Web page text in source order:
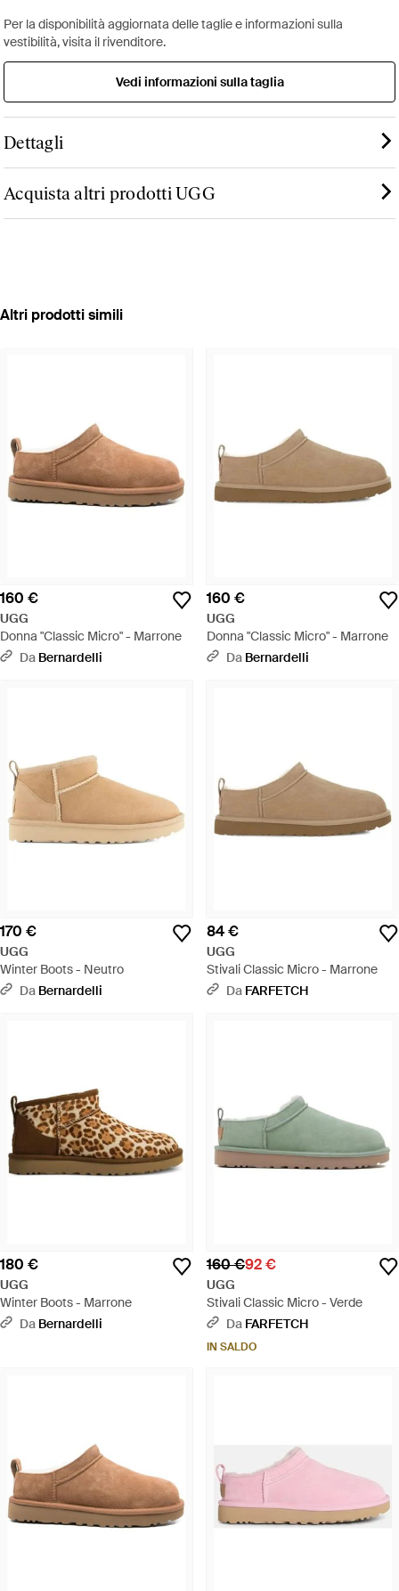
Per la disponibilità aggiornata delle taglie e informazioni sulla
vestibilità, visita il rivenditore.
Vedi informazioni sulla taglia
Dettagli
Acquista altri prodotti UGG
Altri prodotti simili
160 €
UGG
Donna "Classic Micro" - Marrone
Da Bernardelli
160 €
UGG
Donna "Classic Micro" - Marrone
Da Bernardelli
170 €
UGG
Winter Boots - Neutro
Da Bernardelli
84 €
UGG
Stivali Classic Micro - Marrone
Da FARFETCH
180 €
UGG
Winter Boots - Marrone
Da Bernardelli
160 €92 €
UGG
Stivali Classic Micro - Verde
Da FARFETCH
IN SALDO